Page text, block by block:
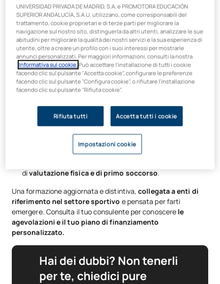
Valuterai lacondizione fisica degli utentiper pianificare
interventi sicuri e personalizzati.
Svolgerai attività difitness in sale di allenamento
polivalentie di allenamento funzionale.
Condurraiattività di gruppo con accompagnamento
musicalein palestre, centri sportivi e strutture
specializzate.
Applicherai tecniche relativeall’idrocinesia, al
posturale.
Acquisirai conoscenze relative allasalute, al benessere,
alla prevenzione degli infortuni e al mantenimento
divalutazione fisica e di primo soccorso.
Una formazione aggiornata e distintiva,collegata a enti di
riferimento nel settore sportivo e pensata per farti
emergere. Consulta il tuo consulente per conoscere le
agevolazioni e il tuo piano di finanziamento
personalizzato.
Hai dei dubbi? Non tenerli
per te, chiedici pure
UNIVERSIDAD PRIVADA DE MADRID, S.A. e PROMOTORA EDUCACIÓN
SUPERIOR ANDALUCÍA, S.A.U. utilizzano, come corresponsabili del
trattamento, cookie proprietari e di terze parti per migliorare la
navigazione sul nostro sito, distinguerla da altri utenti, analizzare le sue
abitudini per migliorare la qualità dei nostri servizi e la sua esperienza di
utente, oltre a creare un profilo con i suoi interessi per mostrarle
annunci personalizzati. Per maggiori informazioni, consulti la nostra
Informativa sui cookie.Può accettare l'installazione di tutti i cookie
facendo clic sul pulsante "Accetta cookie", configurare le preferenze
facendo clic sul pulsante "Configura cookie", o rifiutare l'installazione
facendo clic sul pulsante "Rifiuta cookie".
Rifiuta tutti Accetta tutti i cookie
Impostazioni cookie